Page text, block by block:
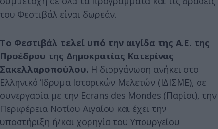
του Φεστιβάλ είναι δωρεάν.
Το Φεστιβάλ τελεί υπό την αιγίδα της Α.Ε. της
Πρoέδρου της Δημοκρατίας Κατερίνας
Σακελλαροπούλου. Η διοργάνωση ανήκει στο
Ελληνικό Ίδρυμα Ιστορικών Μελετών (ΙΔΙΣΜΕ), σε
συνεργασία με την Ecrans des Mondes (Παρίσι), την
Περιφέρεια Νοτίου Αιγαίου και έχει την
υποστήριξη ή/και χορηγία του Υπουργείου